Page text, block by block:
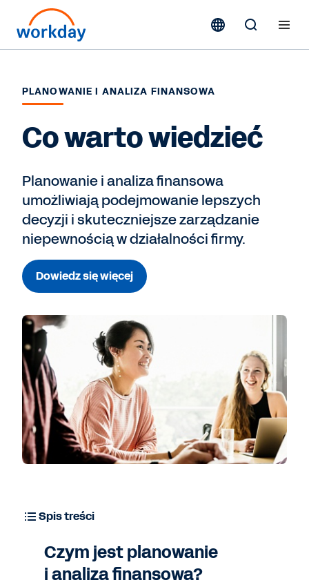
PLANOWANIE I ANALIZA FINANSOWA
Co warto wiedzieć
Planowanie i analiza finansowa
umożliwiają podejmowanie lepszych
decyzji i skuteczniejsze zarządzanie
niepewnością w działalności firmy.
Dowiedz się więcej
Spis treści
Czym jest planowanie
i analiza finansowa?